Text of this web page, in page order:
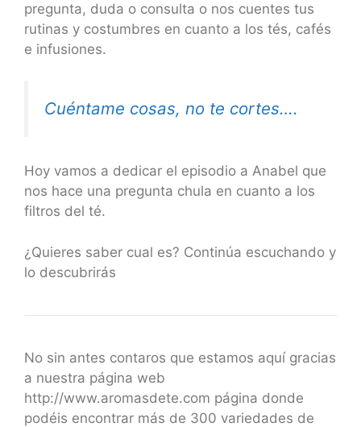
pregunta, duda o consulta o nos cuentes tus
rutinas y costumbres en cuanto a los tés, cafés
e infusiones.
Cuéntame cosas, no te cortes….
Hoy vamos a dedicar el episodio a Anabel que
nos hace una pregunta chula en cuanto a los
filtros del té.
¿Quieres saber cual es? Continúa escuchando y
lo descubrirás
No sin antes contaros que estamos aquí gracias
a nuestra página web
http://www.aromasdete.com página donde
podéis encontrar más de 300 variedades de